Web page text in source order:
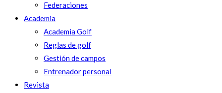
Federaciones
Academia
Academia Golf
Reglas de golf
Gestión de campos
Entrenador personal
Revista